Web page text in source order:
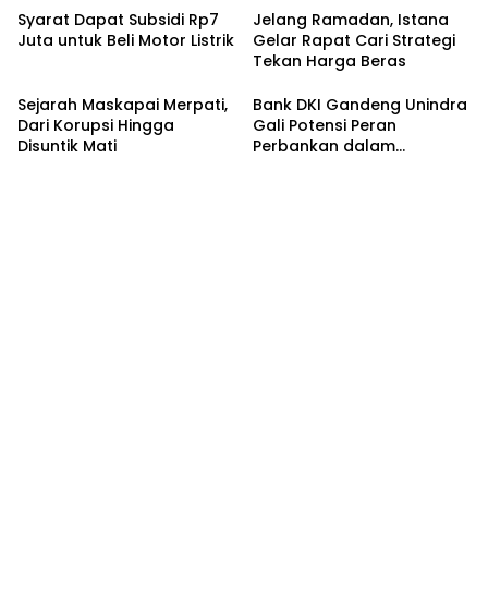
Syarat Dapat Subsidi Rp7
Juta untuk Beli Motor Listrik
Jelang Ramadan, Istana
Gelar Rapat Cari Strategi
Tekan Harga Beras
Sejarah Maskapai Merpati,
Dari Korupsi Hingga
Disuntik Mati
Bank DKI Gandeng Unindra
Gali Potensi Peran
Perbankan dalam